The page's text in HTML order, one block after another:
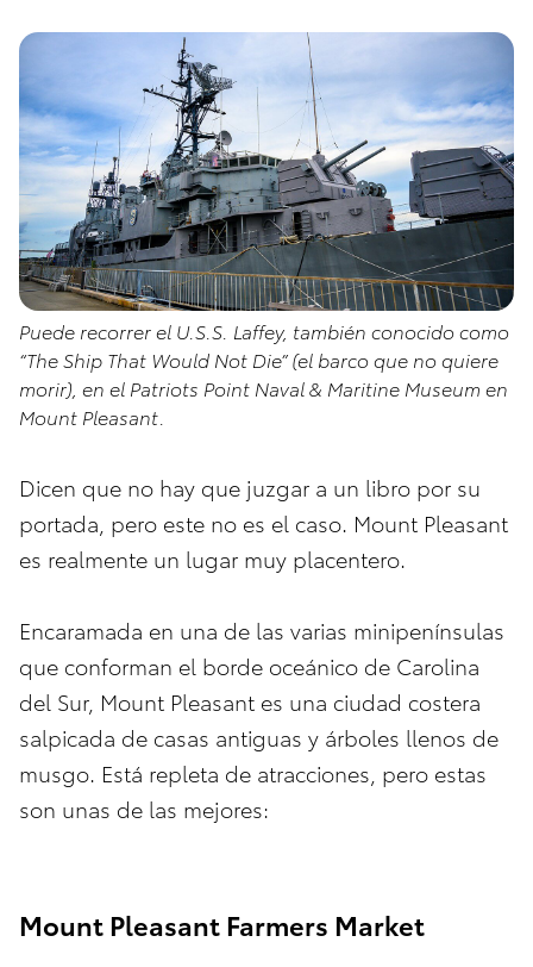
Puede recorrer el U.S.S. Laffey, también conocido como
“The Ship That Would Not Die” (el barco que no quiere
morir), en el Patriots Point Naval & Maritine Museum en
Mount Pleasant.
Dicen que no hay que juzgar a un libro por su
portada, pero este no es el caso. Mount Pleasant
es realmente un lugar muy placentero.
Encaramada en una de las varias minipenínsulas
que conforman el borde oceánico de Carolina
del Sur, Mount Pleasant es una ciudad costera
salpicada de casas antiguas y árboles llenos de
musgo. Está repleta de atracciones, pero estas
son unas de las mejores:
Mount Pleasant Farmers Market